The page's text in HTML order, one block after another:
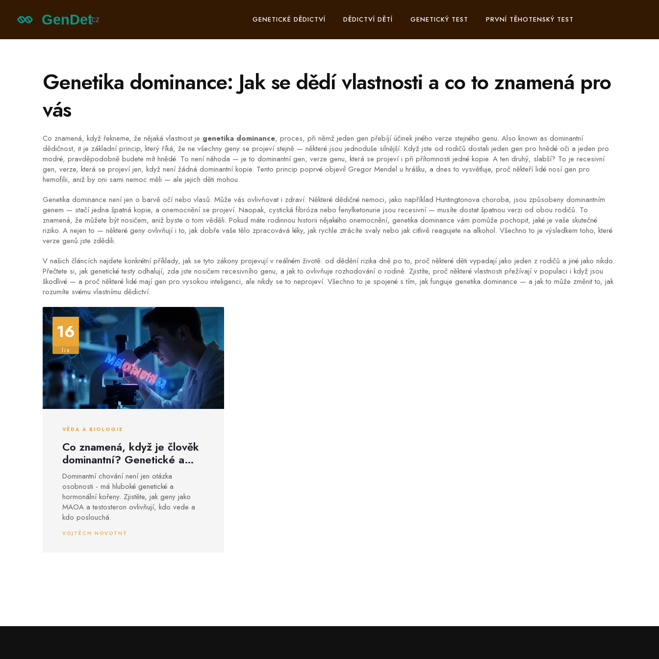
GENETICKÉ DĚDICTVÍ DĚDICTVÍ DĚTÍ GENETICKÝ TEST PRVNÍ TĚHOTENSKÝ TEST
Genetika dominance: Jak se dědí vlastnosti a co to znamená pro
vás
Co znamená, když řekneme, že nějaká vlastnost je genetika dominance, proces, při němž jeden gen přebíjí účinek jiného verze stejného genu. Also known as dominantní
dědičnost, it je základní princip, který říká, že ne všechny geny se projeví stejně — některé jsou jednoduše silnější. Když jste od rodičů dostali jeden gen pro hnědé oči a jeden pro
modré, pravděpodobně budete mít hnědé. To není náhoda — je to dominantní gen, verze genu, která se projeví i při přítomnosti jedné kopie. A ten druhý, slabší? To je recesivní
gen, verze, která se projeví jen, když není žádná dominantní kopie. Tento princip poprvé objevil Gregor Mendel u hrášku, a dnes to vysvětluje, proč někteří lidé nosí gen pro
hemofilii, aniž by oni sami nemoc měli — ale jejich děti mohou.
Genetika dominance není jen o barvě očí nebo vlasů. Může vás ovlivňovat i zdraví. Některé dědičné nemoci, jako například Huntingtonova choroba, jsou způsobeny dominantním
genem — stačí jedna špatná kopie, a onemocnění se projeví. Naopak, cystická fibróza nebo fenylketonurie jsou recesivní — musíte dostat špatnou verzi od obou rodičů. To
znamená, že můžete být nosičem, aniž byste o tom věděli. Pokud máte rodinnou historii nějakého onemocnění, genetika dominance vám pomůže pochopit, jaké je vaše skutečné
riziko. A nejen to — některé geny ovlivňují i to, jak dobře vaše tělo zpracovává léky, jak rychle ztrácíte svaly nebo jak citlivě reagujete na alkohol. Všechno to je výsledkem toho, které
verze genů jste zdědili.
V našich článcích najdete konkrétní příklady, jak se tyto zákony projevují v reálném životě: od dědění rizika dně po to, proč některé děti vypadají jako jeden z rodičů a jiné jako nikdo.
Přečtete si, jak genetické testy odhalují, zda jste nosičem recesivního genu, a jak to ovlivňuje rozhodování o rodině. Zjistíte, proč některé vlastnosti přežívají v populaci i když jsou
škodlivé — a proč některé lidé mají gen pro vysokou inteligenci, ale nikdy se to neprojeví. Všechno to je spojené s tím, jak funguje genetika dominance — a jak to může změnit to, jak
rozumíte svému vlastnímu dědictví.
16
lis
VĚDA A BIOLOGIE
Co znamená, když je člověk
dominantní? Genetické a
psychologické základy
dominance
Dominantní chování není jen otázka
osobnosti - má hluboké genetické a
hormonální kořeny. Zjistěte, jak geny jako
MAOA a testosteron ovlivňují, kdo vede a
kdo poslouchá.
VOJTĚCH NOVOTNÝ